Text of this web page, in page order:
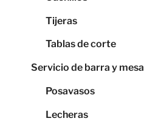
Tijeras
Tablas de corte
Servicio de barra y mesa
Posavasos
Lecheras